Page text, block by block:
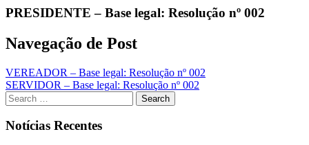
PRESIDENTE – Base legal: Resolução nº 002
Navegação de Post
VEREADOR – Base legal: Resolução nº 002
SERVIDOR – Base legal: Resolução nº 002
Notícias Recentes